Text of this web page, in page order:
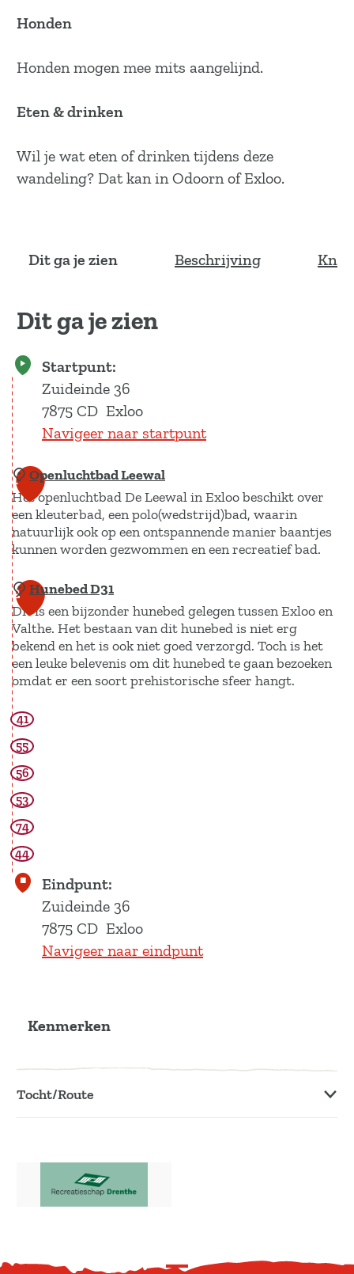
Honden
Honden mogen mee mits aangelijnd.
Eten & drinken
Wil je wat eten of drinken tijdens deze
wandeling? Dat kan in Odoorn of Exloo.
Dit ga je zien Beschrijving
Dit ga je zien
Startpunt:
Zuideinde 36
7875 CD Exloo
Navigeer naar startpunt
1
Openluchtbad Leewal
Het openluchtbad De Leewal in Exloo beschikt over
een kleuterbad, een polo(wedstrijd)bad, waarin
natuurlijk ook op een ontspannende manier baantjes
kunnen worden gezwommen en een recreatief bad.
O
p
e
n
l
u
c
h
t
b
a
d
L
e
2 Hunebed D31
Dit is een bijzonder hunebed gelegen tussen Exloo en
Valthe. Het bestaan van dit hunebed is niet erg
bekend en het is ook niet goed verzorgd. Toch is het
een leuke belevenis om dit hunebed te gaan bezoeken
omdat er een soort prehistorische sfeer hangt.
H
u
n
e
b
e
d
D
41
55
56
53
74
44
Eindpunt:
Zuideinde 36
7875 CD Exloo
Navigeer naar eindpunt
Kenmerken
Tocht/Route